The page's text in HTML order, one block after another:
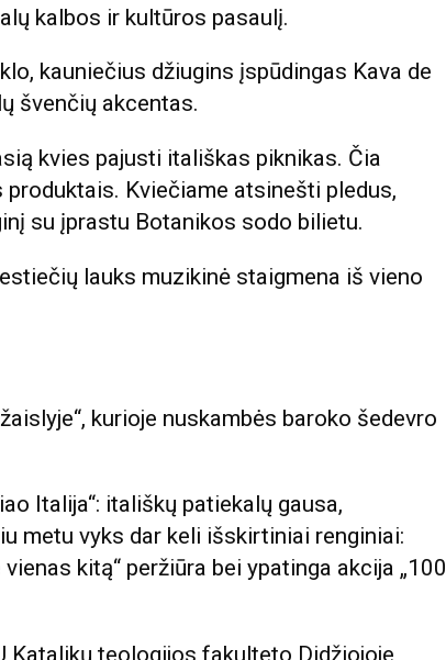
kalbos ir kultūros pasaulį.
kauniečius džiugins įspūdingas Kava de
švenčių akcentas.
kvies pajusti itališkas piknikas. Čia
Kviečiame atsinešti pledus,
su įprastu Botanikos sodo bilietu.
lauks muzikinė staigmena iš vieno
kurioje nuskambės baroko šedevro
Italija“: itališkų patiekalų gausa,
metu vyks dar keli išskirtiniai renginiai:
kitą“ peržiūra bei ypatinga akcija „100